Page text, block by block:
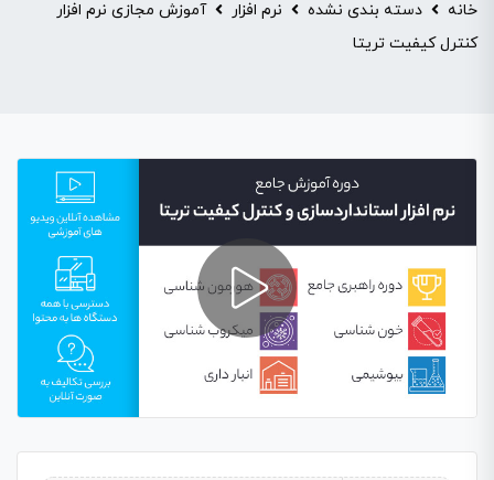
خانه دسته بندی نشده نرم افزار
آموزش مجازی نرم افزار
کنترل کیفیت تریتا